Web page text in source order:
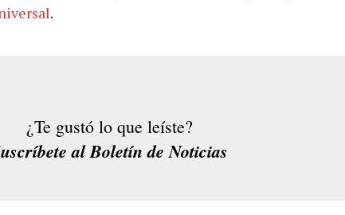
.
¿Te gustó lo que leíste?
al Boletín de Noticias